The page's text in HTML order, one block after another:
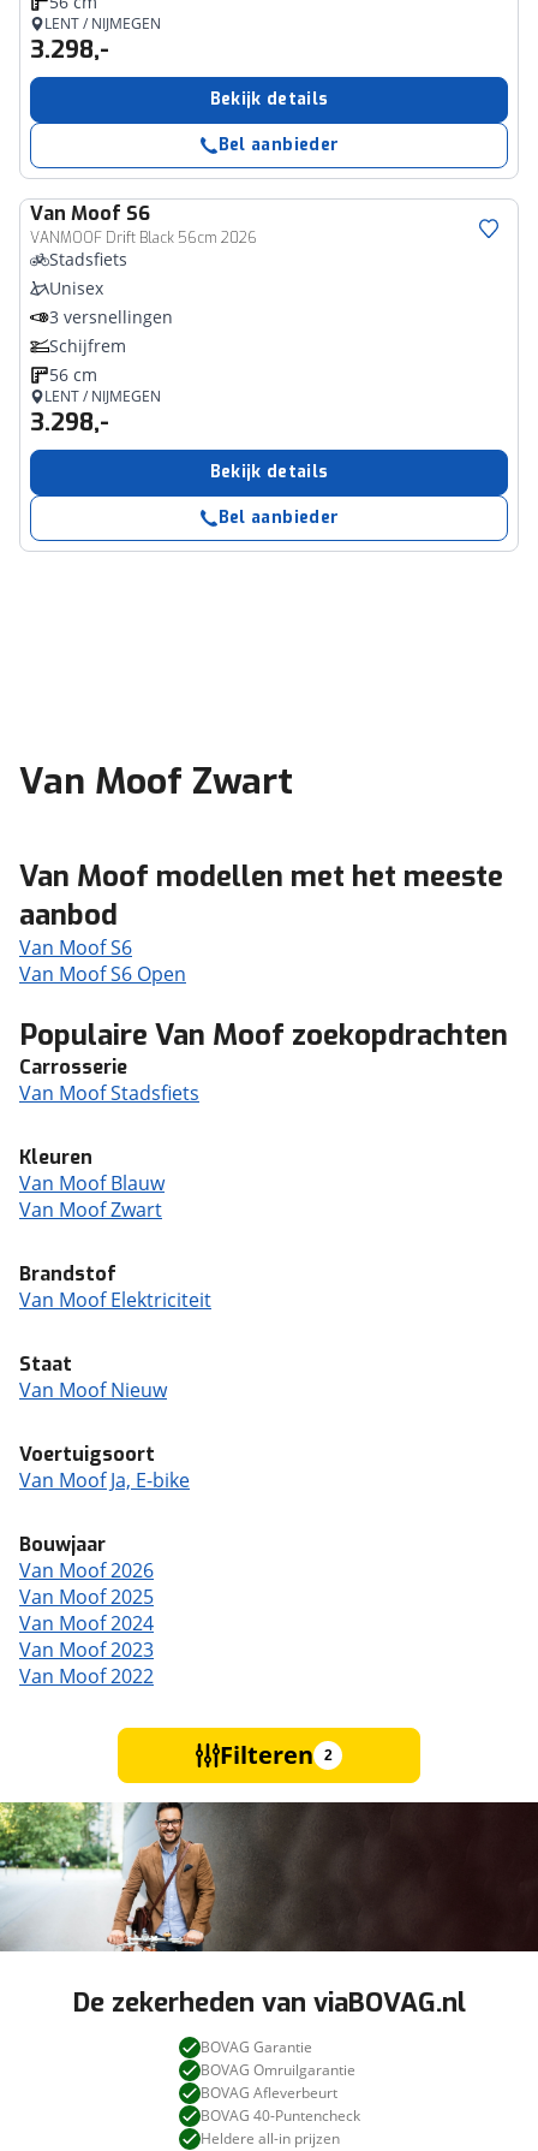
LENT / NIJMEGEN
3.298,-
Bekijk details
Bel aanbieder
Van Moof S6
VANMOOF Drift Black 56cm 2026
Stadsfiets
Unisex
3 versnellingen
Schijfrem
56 cm
LENT / NIJMEGEN
3.298,-
Bekijk details
Bel aanbieder
Van Moof Zwart
Van Moof modellen met het meeste
aanbod
Van Moof S6
Van Moof S6 Open
Populaire Van Moof zoekopdrachten
Carrosserie
Van Moof Stadsfiets
Kleuren
Van Moof Blauw
Van Moof Zwart
Brandstof
Van Moof Elektriciteit
Staat
Van Moof Nieuw
Voertuigsoort
Van Moof Ja, E-bike
Bouwjaar
Van Moof 2026
Van Moof 2025
Van Moof 2024
Van Moof 2023
Van Moof 2022
Filteren 2
De zekerheden van viaBOVAG.nl
BOVAG Garantie
BOVAG Omruilgarantie
BOVAG Afleverbeurt
BOVAG 40-Puntencheck
Heldere all-in prijzen